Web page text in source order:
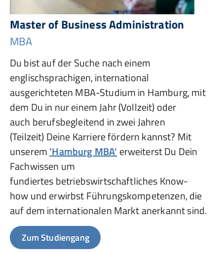
Master of Business Administration
MBA
Du bist auf der Suche nach einem
englischsprachigen, international
ausgerichteten MBA-Studium in Hamburg, mit
dem Du in nur einem Jahr (Vollzeit) oder
auch berufsbegleitend in zwei Jahren
(Teilzeit) Deine Karriere fördern kannst? Mit
unserem'Hamburg MBA' erweiterst Du Dein
Fachwissen um
fundiertes betriebswirtschaftliches Know-
how und erwirbst Führungskompetenzen, die
auf dem internationalen Markt anerkannt sind.
Zum Studiengang